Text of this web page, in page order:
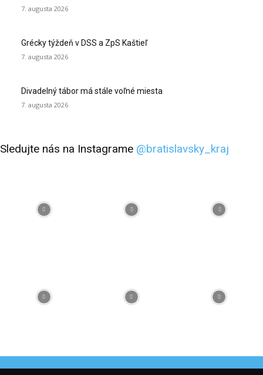
7. augusta 2026
Grécky týždeň v DSS a ZpS Kaštieľ
7. augusta 2026
Divadelný tábor má stále voľné miesta
7. augusta 2026
Sledujte nás na Instagrame @bratislavsky_kraj